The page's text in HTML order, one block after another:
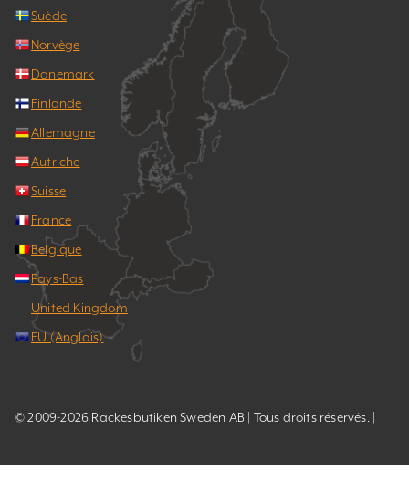
Suède
Norvège
Danemark
Finlande
Allemagne
Autriche
Suisse
France
Belgique
Pays-Bas
United Kingdom
EU (Anglais)
© 2009-2026 Räckesbutiken Sweden AB | Tous droits réservés. |